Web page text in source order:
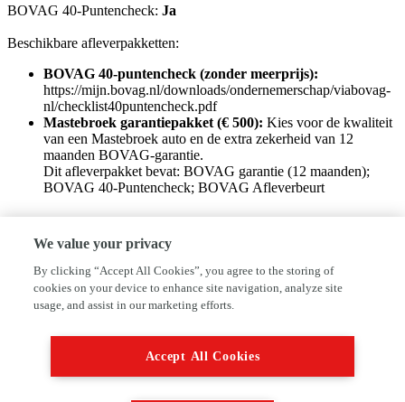
BOVAG 40-Puntencheck: Ja
Beschikbare afleverpakketten:
BOVAG 40-puntencheck (zonder meerprijs):
https://mijn.bovag.nl/downloads/ondernemerschap/viabovag-
nl/checklist40puntencheck.pdf
Mastebroek garantiepakket (€ 500): Kies voor de kwaliteit
van een Mastebroek auto en de extra zekerheid van 12
maanden BOVAG-garantie.
Dit afleverpakket bevat: BOVAG garantie (12 maanden);
BOVAG 40-Puntencheck; BOVAG Afleverbeurt
Welkom bij Mastebroek's autobedrijven, met vestigingen in de
Krim, Hardenberg en Hoogeveen. Wij zijn specialist in het merk
Suzuki (Hoogeveen) en daarnaast specialist in Mitsubishi en
Hyundai. daarnaast hebben wij een groot aanbod occasions van alle
Voor meer informatie kunt u Bellen met Han, Hoogeveen 0528-
264055 of Jan, Hardenberg 0523-267000 of Gerald, de Krim 0524-
We value your privacy
By clicking “Accept All Cookies”, you agree to the storing of
cookies on your device to enhance site navigation, analyze site
usage, and assist in our marketing efforts.
Accept All Cookies